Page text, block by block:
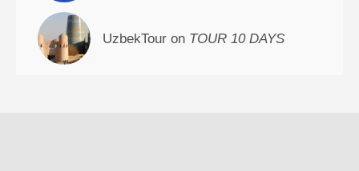
UzbekTour on TOUR 10 DAYS